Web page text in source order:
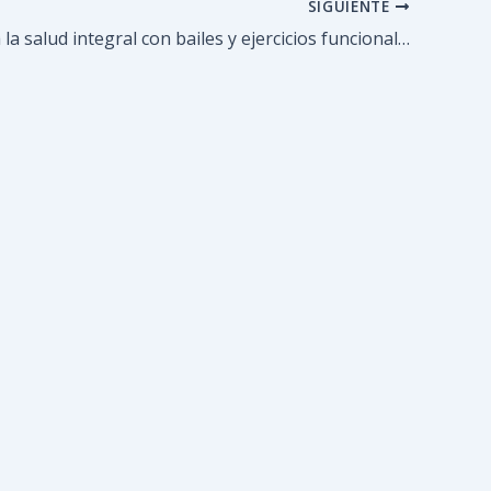
SIGUIENTE
Promueven la salud integral con bailes y ejercicios funcionales